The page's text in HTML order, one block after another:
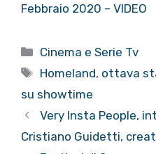
Febbraio 2020 – VIDEO
Categorie
Cinema e Serie Tv
Tag
Homeland, ottava
su showtime
Very Insta People,
Cristiano Guidetti,